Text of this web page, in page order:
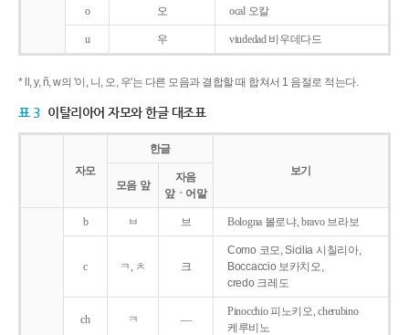
o 오 ocal 오칼
u 우 viudedad 비우데다드
* ll, y, ñ, w의 '이, 니, 오, 우'는 다른 모음과 결합할 때 합쳐서 1 음절로 적는다.
표 3 이탈리아어 자모와 한글 대조표
자모
한글
보기
모음 앞
자음
앞ㆍ어말
b ㅂ 브 Bologna 볼로냐, bravo 브라보
c ㅋ, ㅊ 크
Como 코모, Sicilia 시칠리아,
Boccaccio 보카치오,
credo 크레도
ch ㅋ ―
Pinocchio 피노키오, cherubino
케루비노